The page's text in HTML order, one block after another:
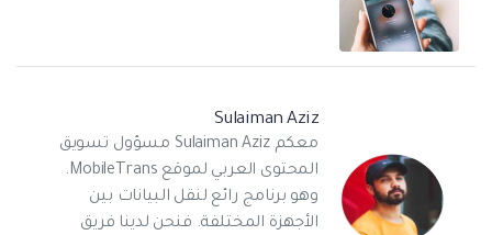
Sulaiman Aziz
معكم Sulaiman Aziz مسؤول تسويق
المحتوى العربي لموقع MobileTrans.
وهو برنامج رائع لنقل البيانات بين
الأجهزة المختلفة. فنحن لدينا فريق